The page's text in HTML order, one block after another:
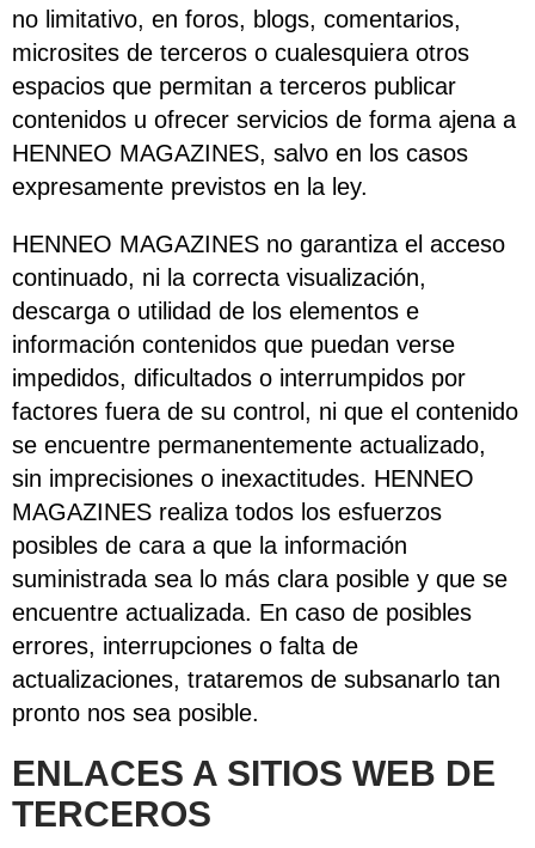
no limitativo, en foros, blogs, comentarios,
microsites de terceros o cualesquiera otros
espacios que permitan a terceros publicar
contenidos u ofrecer servicios de forma ajena a
HENNEO MAGAZINES, salvo en los casos
expresamente previstos en la ley.
HENNEO MAGAZINES no garantiza el acceso
continuado, ni la correcta visualización,
descarga o utilidad de los elementos e
información contenidos que puedan verse
impedidos, dificultados o interrumpidos por
factores fuera de su control, ni que el contenido
se encuentre permanentemente actualizado,
sin imprecisiones o inexactitudes. HENNEO
MAGAZINES realiza todos los esfuerzos
posibles de cara a que la información
suministrada sea lo más clara posible y que se
encuentre actualizada. En caso de posibles
errores, interrupciones o falta de
actualizaciones, trataremos de subsanarlo tan
pronto nos sea posible.
ENLACES A SITIOS WEB DE
TERCEROS